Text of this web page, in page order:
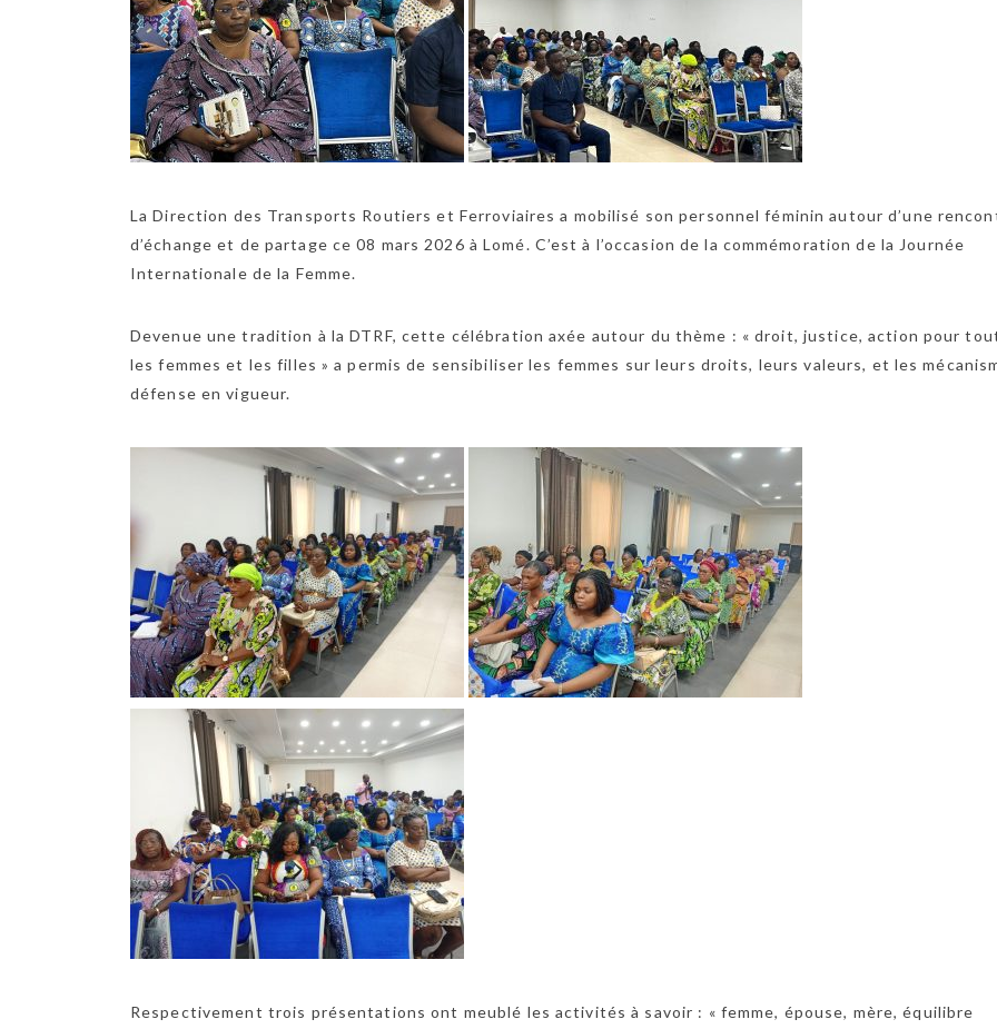
La Direction des Transports Routiers et Ferroviaires a mobilisé son personnel féminin autour d’une
d’échange et de partage ce 08 mars 2026 à Lomé. C’est à l’occasion de la commémoration de la Journée
Internationale de la Femme.
Devenue une tradition à la DTRF, cette célébration axée autour du thème : « droit, justice, action pour
les femmes et les filles » a permis de sensibiliser les femmes sur leurs droits, leurs valeurs, et les
défense en vigueur.
Respectivement trois présentations ont meublé les activités à savoir : « femme, épouse, mère, équilibre